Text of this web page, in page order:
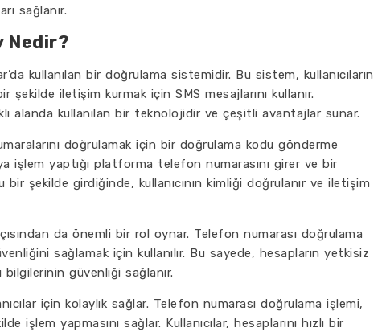
sağlanır.
Nedir?
kullanılan bir doğrulama sistemidir. Bu sistem, kullanıcıların
iletişim kurmak için SMS mesajlarını kullanır.
alanda kullanılan bir teknolojidir ve çeşitli avantajlar sunar.
doğrulamak için bir doğrulama kodu gönderme
işlem yaptığı platforma telefon numarasını girer ve bir
şekilde girdiğinde, kullanıcının kimliği doğrulanır ve iletişim
da önemli bir rol oynar. Telefon numarası doğrulama
sağlamak için kullanılır. Bu sayede, hesapların yetkisiz
bilgilerinin güvenliği sağlanır.
için kolaylık sağlar. Telefon numarası doğrulama işlemi,
işlem yapmasını sağlar. Kullanıcılar, hesaplarını hızlı bir